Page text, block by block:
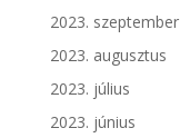
2023. szeptember
2023. augusztus
2023. július
2023. június